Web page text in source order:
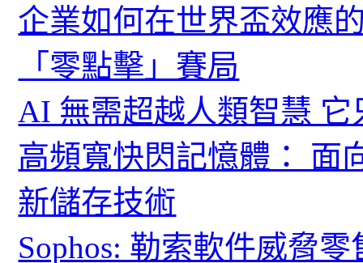
企業如何在世界盃效應
「零點擊」賽局
AI 無需超越人類智慧
高頻寬快閃記憶體： 面
新儲存技術
Sophos: 勒索軟件威脅